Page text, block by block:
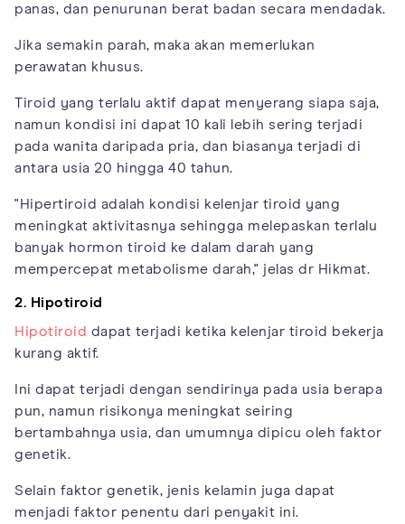
panas, dan penurunan berat badan secara mendadak.
Jika semakin parah, maka akan memerlukan
perawatan khusus.
Tiroid yang terlalu aktif dapat menyerang siapa saja,
namun kondisi ini dapat 10 kali lebih sering terjadi
pada wanita daripada pria, dan biasanya terjadi di
antara usia 20 hingga 40 tahun.
"Hipertiroid adalah kondisi kelenjar tiroid yang
meningkat aktivitasnya sehingga melepaskan terlalu
banyak hormon tiroid ke dalam darah yang
mempercepat metabolisme darah," jelas dr Hikmat.
2. Hipotiroid
Hipotiroid dapat terjadi ketika kelenjar tiroid bekerja
kurang aktif.
Ini dapat terjadi dengan sendirinya pada usia berapa
pun, namun risikonya meningkat seiring
bertambahnya usia, dan umumnya dipicu oleh faktor
genetik.
Selain faktor genetik, jenis kelamin juga dapat
menjadi faktor penentu dari penyakit ini.